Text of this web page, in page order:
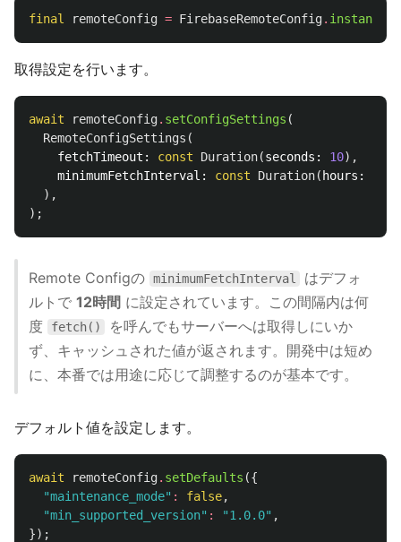
final remoteConfig = FirebaseRemoteConfig. instance
取得設定を行います。
await remoteConfig. setConfigSettings (
RemoteConfigSettings (
fetchTimeout:
const Duration(seconds: 10),
minimumFetchInterval:
const Duration( hours:
),
);
Remote Configの minimumFetchInterval
はデフォ
ルトで 12時間 に設定されています。この間隔内は何
度
fetch()
を呼んでもサーバーへは取得しにいか
ず、キャッシュされた値が返されます。開発中は短め
に、本番では用途に応じて調整するのが基本です。
デフォルト値を設定します。
await remoteConfig. setDefaults ({
"maintenance_mode" : false,
"min_supported_version" : "1.0.0" ,
});